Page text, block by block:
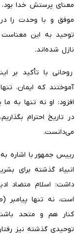
معنای پرستش خدا
موفق و با وحدت را در
توحید به این
نازل شده‌اند.
روحانی با تأکید بر
آموختند که ایمان،
افزود: او نه تنها به
در تاریخ احترام
می‌دانست.
رییس‌ جمهور با اشاره
انبیاء گذشته برای
داشت: اسلام متضاد
است، نه تنها
کنار هم و متحد
توحیدی گذشته نیز